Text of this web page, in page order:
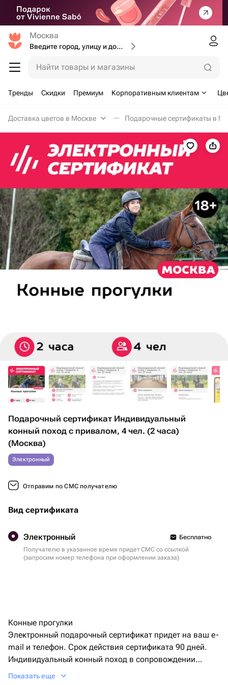
Москва
Введите город, улицу и дом доставки
Найти товары и магазины
Тренды Скидки Премиум Корпоративным клиентам
Доставка цветов в Москве Подарочные сертификаты в
Подарочный сертификат Индивидуальный
конный поход с привалом, 4 чел. (2 часа)
(Москва)
Электронный
Отправим по СМС получателю
Вид сертификата
Электронный
Бесплатно
Получателю в указанное время придет СМС со ссылкой
(запросим номер телефона при оформлении заказа)
Конные прогулки
Электронный подарочный сертификат придет на ваш e-
mail и телефон. Срок действия сертификата 90 дней.
Индивидуальный конный поход в сопровождении
инструктора.
Показать еще